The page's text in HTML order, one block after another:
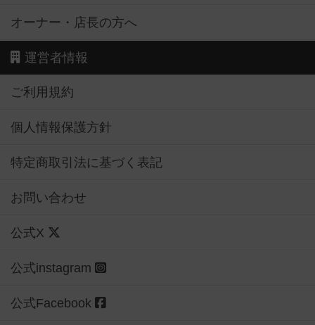
オーナー・店長の方へ
運営者情報
ご利用規約
個人情報保護方針
特定商取引法に基づく表記
お問い合わせ
公式X
公式instagram
公式Facebook